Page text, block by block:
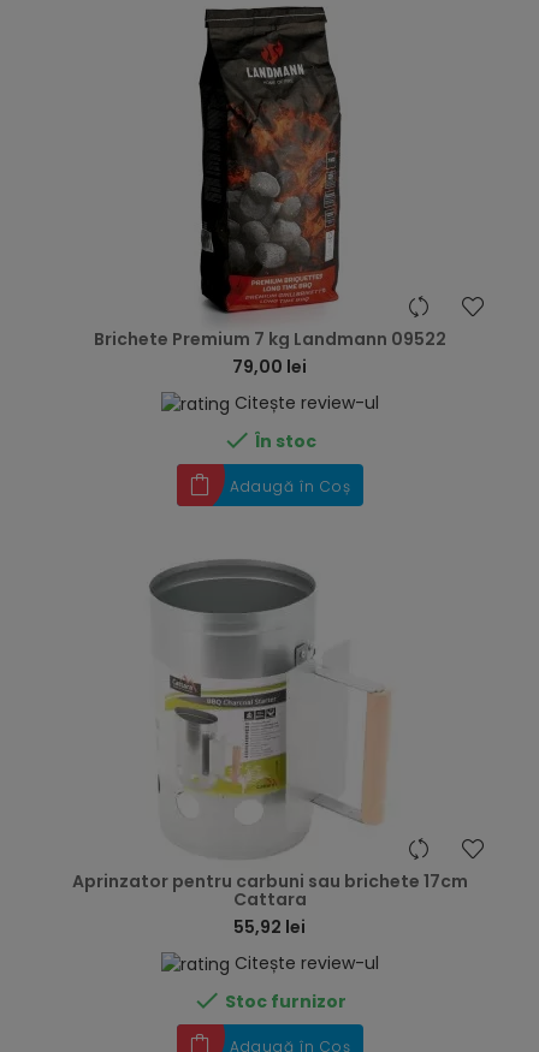
Brichete Premium 7 kg Landmann 09522
79,00 lei
Citește review-ul
 În stoc
Adaugă în Coș
Aprinzator pentru carbuni sau brichete 17cm
Cattara
55,92 lei
Citește review-ul
 Stoc furnizor
Adaugă în Coș